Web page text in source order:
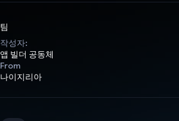
팀
작성자:
앱 빌더 공동체
From
나이지리아